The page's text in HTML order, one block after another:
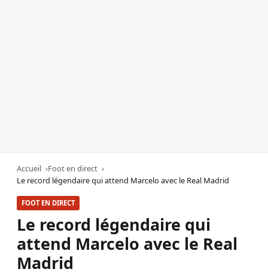
Accueil
Foot en direct
Le record légendaire qui attend Marcelo avec le Real Madrid
FOOT EN DIRECT
Le record légendaire qui
attend Marcelo avec le Real
Madrid